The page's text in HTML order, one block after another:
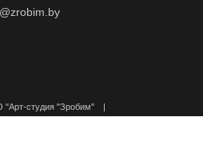
студия "Зробим" |